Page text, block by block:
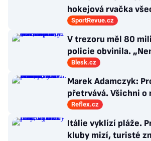
hokejová rvačka
Nepadla v ní ani rána
SportRevue.cz
V trezoru měl 80
policie obvinila.
exšéf Správy železnic
Blesk.cz
Marek Adamczyk:
přetrvává. Všichni o
moc nevědí, co s ním
Reflex.cz
Itálie vyklízí pláže.
kluby mizí, turisté